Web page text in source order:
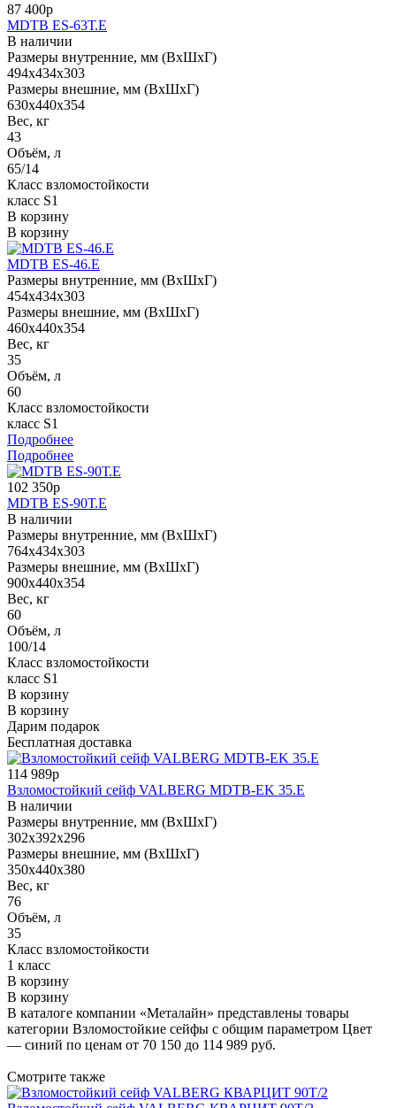
87 400р
MDTB ES-63Т.Е
В наличии
Размеры внутренние, мм (ВхШхГ)
494x434x303
Размеры внешние, мм (ВхШхГ)
630x440x354
Вес, кг
43
Объём, л
65/14
Класс взломостойкости
класс S1
В корзину
В корзину
МDТВ ES-46.E
Размеры внутренние, мм (ВхШхГ)
454x434x303
Размеры внешние, мм (ВхШхГ)
460x440x354
Вес, кг
35
Объём, л
60
Класс взломостойкости
класс S1
Подробнее
Подробнее
102 350р
MDTB ES-90Т.Е
В наличии
Размеры внутренние, мм (ВхШхГ)
764x434x303
Размеры внешние, мм (ВхШхГ)
900x440x354
Вес, кг
60
Объём, л
100/14
Класс взломостойкости
класс S1
В корзину
В корзину
Дарим подарок
Бесплатная доставка
114 989р
Взломостойкий сейф VALBERG MDTB-EK 35.E
В наличии
Размеры внутренние, мм (ВхШхГ)
302x392x296
Размеры внешние, мм (ВхШхГ)
350x440x380
Вес, кг
76
Объём, л
35
Класс взломостойкости
1 класс
В корзину
В корзину
В каталоге компании «Металайн» представлены товары
категории Взломостойкие сейфы с общим параметром Цвет
— синий по ценам от 70 150 до 114 989 руб.
Смотрите также